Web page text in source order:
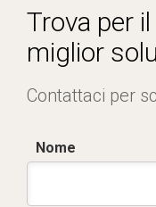
Trova per
miglior
Contattaci per
Nome